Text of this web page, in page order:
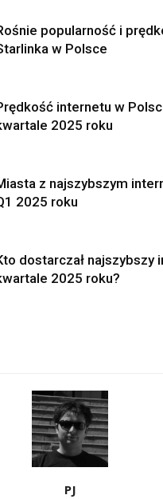
popularność i
w Polsce
internetu w
2025 roku
z najszybszym
2025 roku
dostarczał najszybszy
2025 roku?
PJ